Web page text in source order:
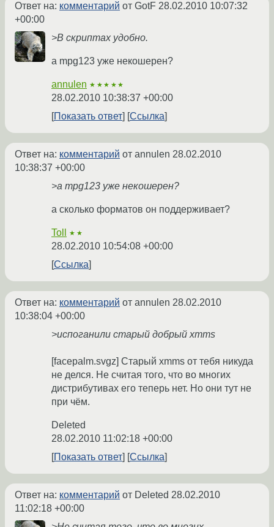
Ответ на: комментарий от GotF 28.02.2010 10:07:32
+00:00
>В скриптах удобно.
а mpg123 уже некошерен?
annulen ★★★★★
28.02.2010 10:38:37 +00:00
Показать ответ
Ссылка
Ответ на: комментарий от annulen 28.02.2010
10:38:37 +00:00
>а mpg123 уже некошерен?
а сколько форматов он поддерживает?
Toll ★★
28.02.2010 10:54:08 +00:00
Ссылка
Ответ на: комментарий от annulen 28.02.2010
10:38:04 +00:00
>испоганили старый добрый xmms
[facepalm.svgz] Старый xmms от тебя никуда
не делся. Не считая того, что во многих
дистрибутивах его теперь нет. Но они тут не
при чём.
Deleted
28.02.2010 11:02:18 +00:00
Показать ответ
Ссылка
Ответ на: комментарий от Deleted 28.02.2010
11:02:18 +00:00